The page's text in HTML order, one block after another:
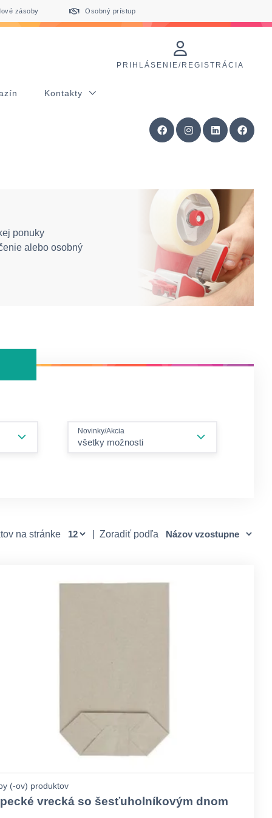
zásoby Osobný prístup
PRIHLÁSENIE/REGISTRÁCIA
Kontakty
ponuky
alebo osobný
Novinky/Akcia
všetky možnosti
na stránke Zoradiť podľa
(-ov) produktov
vrecká so šesťuholníkovým dnom